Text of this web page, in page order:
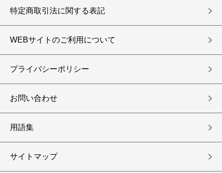
特定商取引法に関する表記
WEBサイトのご利用について
プライバシーポリシー
お問い合わせ
用語集
サイトマップ